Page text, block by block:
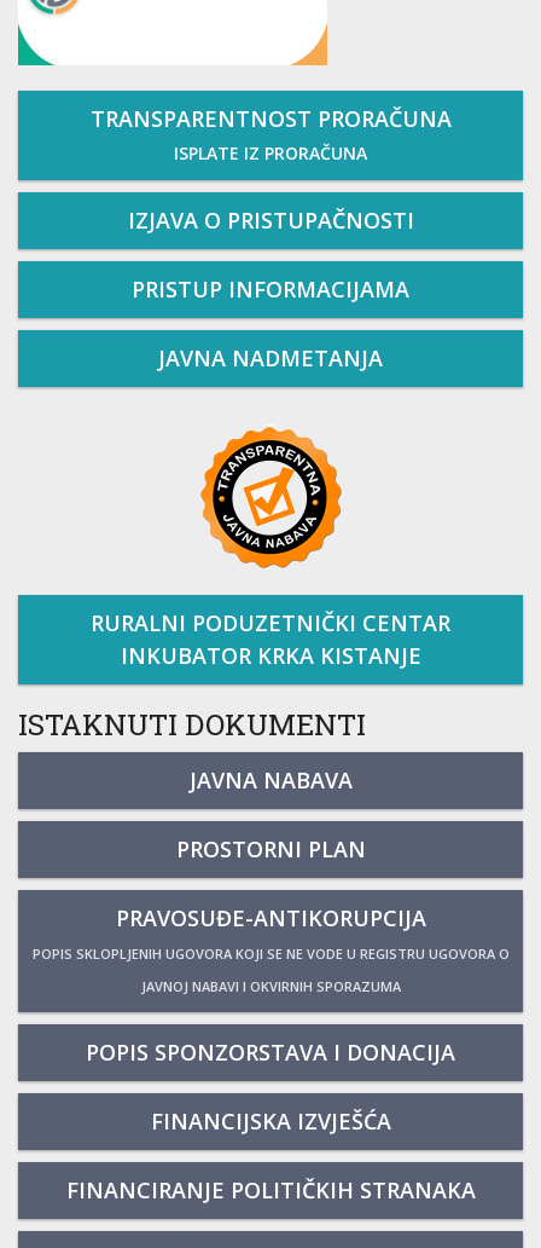
TRANSPARENTNOST PRORAČUNA
ISPLATE IZ PRORAČUNA
IZJAVA O PRISTUPAČNOSTI
PRISTUP INFORMACIJAMA
JAVNA NADMETANJA
RURALNI PODUZETNIČKI CENTAR
INKUBATOR KRKA KISTANJE
ISTAKNUTI DOKUMENTI
JAVNA NABAVA
PROSTORNI PLAN
PRAVOSUĐE-ANTIKORUPCIJA
POPIS SKLOPLJENIH UGOVORA KOJI SE NE VODE U REGISTRU UGOVORA O
JAVNOJ NABAVI I OKVIRNIH SPORAZUMA
POPIS SPONZORSTAVA I DONACIJA
FINANCIJSKA IZVJEŠĆA
FINANCIRANJE POLITIČKIH STRANAKA